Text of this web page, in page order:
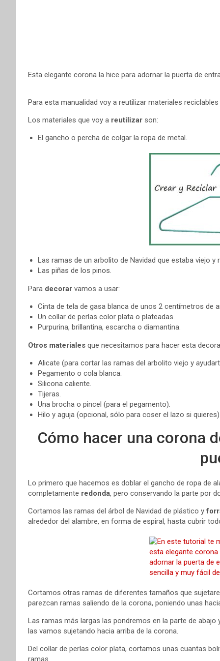
Esta elegante corona la hice para adornar la puerta de
Para esta manualidad voy a reutilizar materiales
Los materiales que voy a reutilizar son:
El gancho o percha de colgar la ropa de metal.
Las ramas de un arbolito de Navidad que estaba viejo
Las piñas de los pinos.
Para decorar vamos a usar:
Cinta de tela de gasa blanca de unos 2 centímetros de
Un collar de perlas color plata o plateadas.
Purpurina, brillantina, escarcha o diamantina.
Otros materiales que necesitamos para hacer esta
Alicate (para cortar las ramas del arbolito viejo y
Pegamento o cola blanca.
Silicona caliente.
Tijeras.
Una brocha o pincel (para el pegamento).
Hilo y aguja (opcional, sólo para coser el lazo si
Cómo hacer una corona
Lo primero que hacemos es doblar el gancho de ropa de
completamente redonda, pero conservando la parte por
Cortamos las ramas del árbol de Navidad de plástico y
alrededor del alambre, en forma de espiral, hasta cubrir
Cortamos otras ramas de diferentes tamaños que
parezcan ramas saliendo de la corona, poniendo unas
Las ramas más largas las pondremos en la parte de
las vamos sujetando hacia arriba de la corona.
Del collar de perlas color plata, cortamos unas cuantas
ramas.